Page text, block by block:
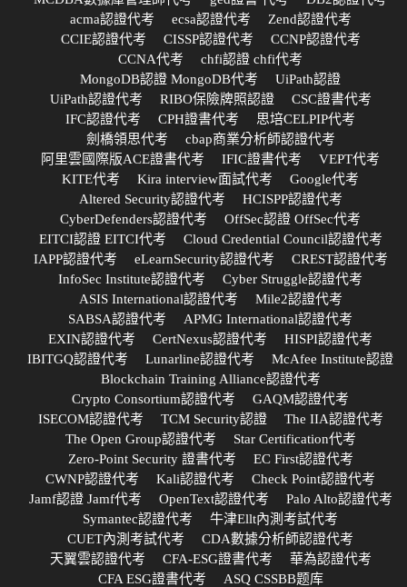
acma認證代考
ecsa認證代考
Zend認證代考
CCIE認證代考
CISSP認證代考
CCNP認證代考
CCNA代考
chfi認證 chfi代考
MongoDB認證 MongoDB代考
UiPath認證
UiPath認證代考
RIBO保險牌照認證
CSC證書代考
IFC認證代考
CPH證書代考
思培CELPIP代考
劍橋領思代考
cbap商業分析師認證代考
阿里雲國際版ACE證書代考
IFIC證書代考
VEPT代考
KITE代考
Kira interview面試代考
Google代考
Altered Security認證代考
HCISPP認證代考
CyberDefenders認證代考
OffSec認證 OffSec代考
EITCI認證 EITCI代考
Cloud Credential Council認證代考
IAPP認證代考
eLearnSecurity認證代考
CREST認證代考
InfoSec Institute認證代考
Cyber Struggle認證代考
ASIS International認證代考
Mile2認證代考
SABSA認證代考
APMG International認證代考
EXIN認證代考
CertNexus認證代考
HISPI認證代考
IBITGQ認證代考
Lunarline認證代考
McAfee Institute認證
Blockchain Training Alliance認證代考
Crypto Consortium認證代考
GAQM認證代考
ISECOM認證代考
TCM Security認證
The IIA認證代考
The Open Group認證代考
Star Certification代考
Zero-Point Security 證書代考
EC First認證代考
CWNP認證代考
Kali認證代考
Check Point認證代考
Jamf認證 Jamf代考
OpenText認證代考
Palo Alto認證代考
Symantec認證代考
牛津Ellt內測考試代考
CUET內測考試代考
CDA數據分析師認證代考
天翼雲認證代考
CFA-ESG證書代考
華為認證代考
CFA ESG證書代考
ASQ CSSBB题库